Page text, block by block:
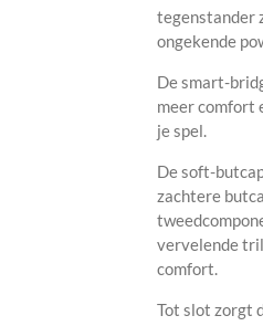
tegenstander
ongekende
De smart-
meer comfort
je spel.
De soft-
zachtere
vervelende
comfort.
Tot slot zorgt